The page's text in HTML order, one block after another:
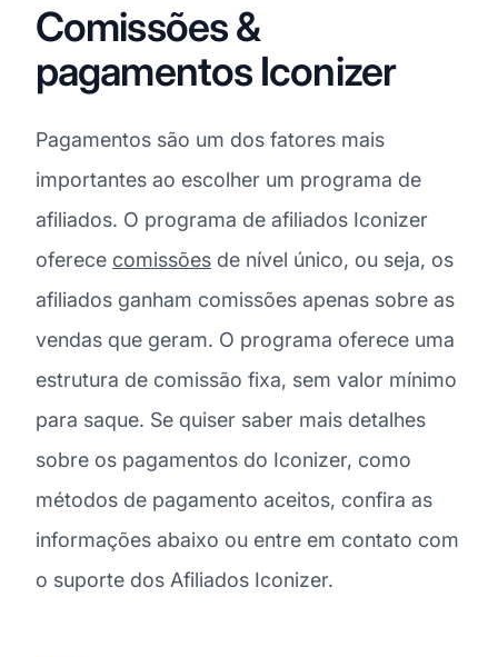
Comissões &
pagamentos Iconizer
Pagamentos são um dos fatores mais
importantes ao escolher um programa de
afiliados. O programa de afiliados Iconizer
oferece comissões de nível único, ou seja, os
afiliados ganham comissões apenas sobre as
vendas que geram. O programa oferece uma
estrutura de comissão fixa, sem valor mínimo
para saque. Se quiser saber mais detalhes
sobre os pagamentos do Iconizer, como
métodos de pagamento aceitos, confira as
informações abaixo ou entre em contato com
o suporte dos Afiliados Iconizer.